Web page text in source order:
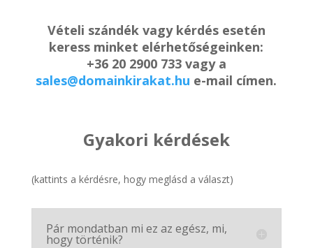
Vételi szándék vagy kérdés esetén
keress minket elérhetőségeinken:
+36 20 2900 733 vagy a
sales@domainkirakat.hu e-mail címen.
Gyakori kérdések
(kattints a kérdésre, hogy meglásd a választ)
Pár mondatban mi ez az egész, mi,
hogy történik?